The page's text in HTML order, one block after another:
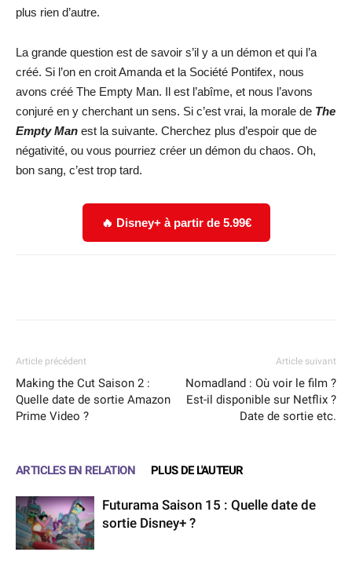
plus rien d’autre.
La grande question est de savoir s’il y a un démon et qui l’a
créé. Si l’on en croit Amanda et la Société Pontifex, nous
avons créé The Empty Man. Il est l’abîme, et nous l’avons
conjuré en y cherchant un sens. Si c’est vrai, la morale de The
Empty Man est la suivante. Cherchez plus d’espoir que de
négativité, ou vous pourriez créer un démon du chaos. Oh,
bon sang, c’est trop tard.
🔥 Disney+ à partir de 5.99€
Article précédent
Making the Cut Saison 2 :
Quelle date de sortie Amazon
Prime Video ?
Article suivant
Nomadland : Où voir le film ?
Est-il disponible sur Netflix ?
Date de sortie etc.
ARTICLES EN RELATION PLUS DE L'AUTEUR
Futurama Saison 15 : Quelle date de
sortie Disney+ ?